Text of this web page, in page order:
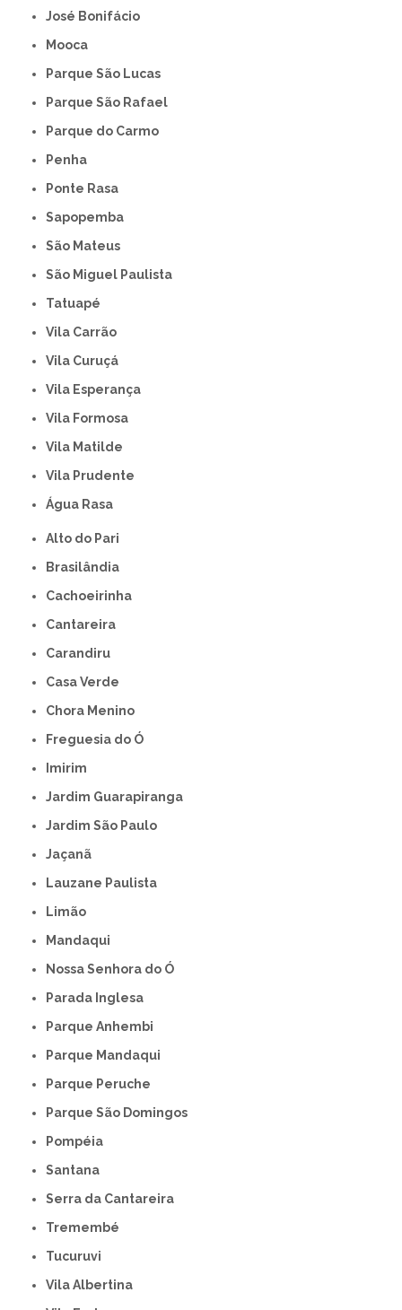
José Bonifácio
Mooca
Parque São Lucas
Parque São Rafael
Parque do Carmo
Penha
Ponte Rasa
Sapopemba
São Mateus
São Miguel Paulista
Tatuapé
Vila Carrão
Vila Curuçá
Vila Esperança
Vila Formosa
Vila Matilde
Vila Prudente
Água Rasa
Alto do Pari
Brasilândia
Cachoeirinha
Cantareira
Carandiru
Casa Verde
Chora Menino
Freguesia do Ó
Imirim
Jardim Guarapiranga
Jardim São Paulo
Jaçanã
Lauzane Paulista
Limão
Mandaqui
Nossa Senhora do Ó
Parada Inglesa
Parque Anhembi
Parque Mandaqui
Parque Peruche
Parque São Domingos
Pompéia
Santana
Serra da Cantareira
Tremembé
Tucuruvi
Vila Albertina